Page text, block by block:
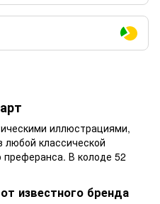
иллюстрациями,
любой классической
преферанса. В колоде 52
известного бренда